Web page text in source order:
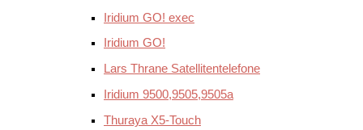
Iridium GO! exec
Iridium GO!
Lars Thrane Satellitentelefone
Iridium 9500,9505,9505a
Thuraya X5-Touch